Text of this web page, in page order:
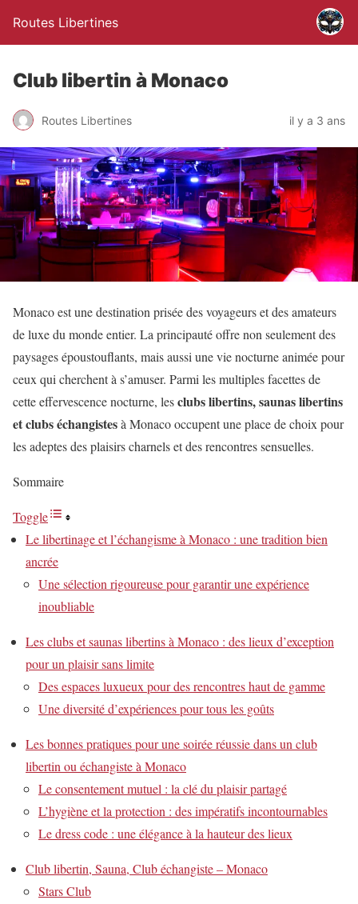
Routes Libertines
Club libertin à Monaco
Routes Libertines il y a 3 ans
Monaco est une destination prisée des voyageurs et des amateurs
de luxe du monde entier. La principauté offre non seulement des
paysages époustouflants, mais aussi une vie nocturne animée pour
ceux qui cherchent à s’amuser. Parmi les multiples facettes de
cette effervescence nocturne, lesclubs libertins, saunas libertins
et clubs échangistesà Monaco occupent une place de choix pour
les adeptes des plaisirs charnels et des rencontres sensuelles.
Sommaire
Toggle
Le libertinage et l’échangisme à Monaco : une tradition bien
ancrée
Une sélection rigoureuse pour garantir une expérience
inoubliable
Les clubs et saunas libertins à Monaco : des lieux d’exception
pour un plaisir sans limite
Des espaces luxueux pour des rencontres haut de gamme
Une diversité d’expériences pour tous les goûts
Les bonnes pratiques pour une soirée réussie dans un club
libertin ou échangiste à Monaco
Le consentement mutuel : la clé du plaisir partagé
L’hygiène et la protection : des impératifs incontournables
Le dress code : une élégance à la hauteur des lieux
Club libertin, Sauna, Club échangiste – Monaco
Stars Club